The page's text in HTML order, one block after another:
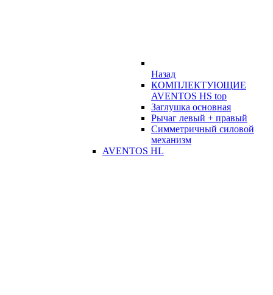
Назад
КОМПЛЕКТУЮЩИЕ
AVENTOS HS top
Заглушка основная
Рычаг левый + правый
Симметричный силовой
механизм
AVENTOS HL